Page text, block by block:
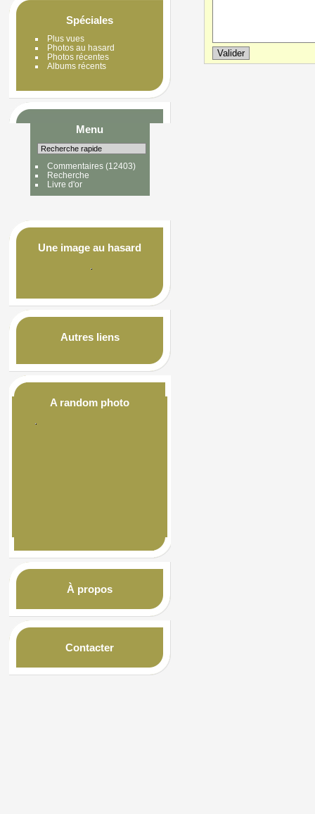
Spéciales
Plus vues
Photos au hasard
Photos récentes
Albums récents
Menu
Commentaires(12403)
Recherche
Livre d'or
Une image au hasard
Autres liens
A random photo
À propos
Contacter